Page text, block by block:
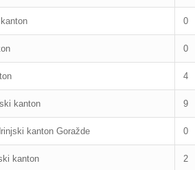
0
0
4
kanton 9
kanton Goražde 0
kanton 2